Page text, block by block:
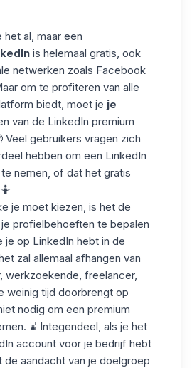
al, maar een
is helemaal gratis, ook
netwerken zoals Facebook
om te profiteren van alle
biedt, moet je je
van de LinkedIn premium
Veel gebruikers vragen zich
hebben om een LinkedIn
nemen, of dat het gratis
je moet kiezen, is het de
profielbehoeften te bepalen
je op LinkedIn hebt in de
zal allemaal afhangen van
werkzoekende, freelancer,
weinig tijd doorbrengt op
nodig om een premium
⌛ Integendeel, als je het
account voor je bedrijf hebt
de aandacht van je doelgroep